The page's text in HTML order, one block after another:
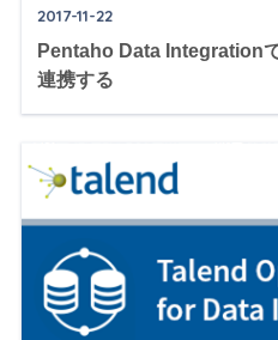
2017-11-22
Pentaho Data Integration
連携する